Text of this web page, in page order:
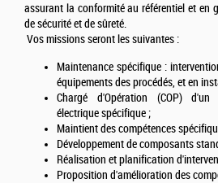
assurant la conformité au référentiel et en
de sécurité et de sûreté.
Vos missions seront les suivantes :
Maintenance spécifique :
équipements des procédés, et en
Chargé d'Opération (COP)
électrique spécifique ;
Maintient des compétences
Développement de composants
Réalisation et planification
Proposition d'amélioration des